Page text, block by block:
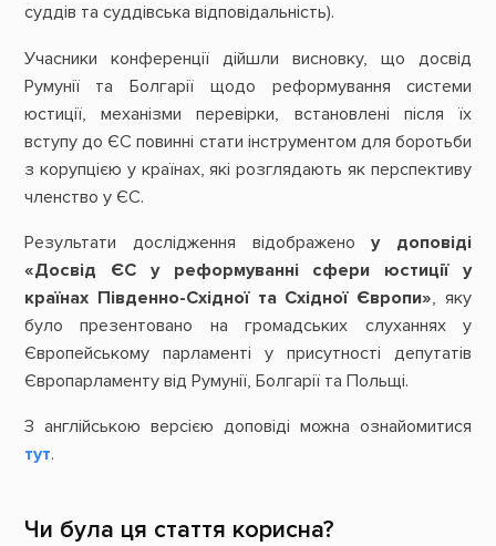
суддів та суддівська відповідальність).
Учасники конференції дійшли висновку, що досвід
Румунії та Болгарії щодо реформування системи
юстиції, механізми перевірки, встановлені після їх
вступу до ЄС повинні стати інструментом для боротьби
з корупцією у країнах, які розглядають як перспективу
членство у ЄС.
Результати дослідження відображеноу доповіді
«Досвід ЄС у реформуванні сфери юстиції у
країнах Південно-Східної та Східної Європи», яку
було презентовано на громадських слуханнях у
Європейському парламенті у присутності депутатів
Європарламенту від Румунії, Болгарії та Польщі.
З англійською версією доповіді можна ознайомитися
тут.
Чи була ця стаття корисна?